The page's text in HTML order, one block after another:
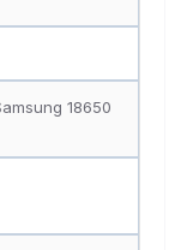
18650